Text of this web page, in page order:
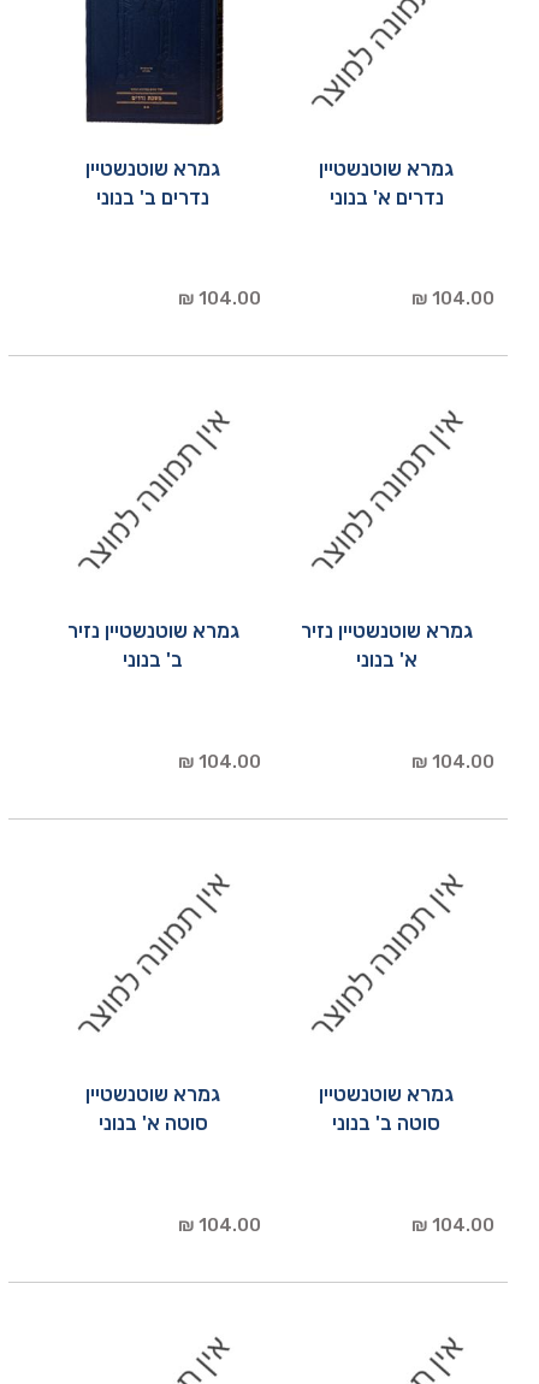
גמרא שוטנשטיין
נדרים א' בנוני
104.00 ₪
גמרא שוטנשטיין
נדרים ב' בנוני
104.00 ₪
גמרא שוטנשטיין נזיר
א' בנוני
104.00 ₪
גמרא שוטנשטיין נזיר
ב' בנוני
104.00 ₪
גמרא שוטנשטיין
סוטה ב' בנוני
104.00 ₪
גמרא שוטנשטיין
סוטה א' בנוני
104.00 ₪